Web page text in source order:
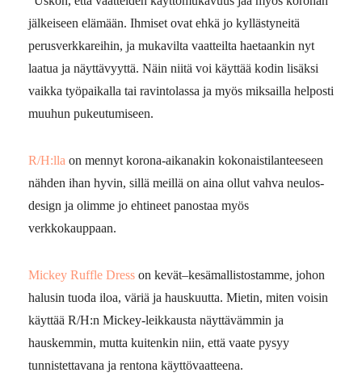
jälkeiseen elämään. Ihmiset ovat ehkä jo kyllästyneitä
perusverkkareihin, ja mukavilta vaatteilta haetaankin nyt
laatua ja näyttävyyttä. Näin niitä voi käyttää kodin lisäksi
vaikka työpaikalla tai ravintolassa ja myös miksailla helposti
muuhun pukeutumiseen.
R/H:lla on mennyt korona-aikanakin kokonaistilanteeseen
nähden ihan hyvin, sillä meillä on aina ollut vahva neulos-
design ja olimme jo ehtineet panostaa myös
verkkokauppaan.
Mickey Ruffle Dress on kevät–kesämallistostamme, johon
halusin tuoda iloa, väriä ja hauskuutta. Mietin, miten voisin
käyttää R/H:n Mickey-leikkausta näyttävämmin ja
hauskemmin, mutta kuitenkin niin, että vaate pysyy
tunnistettavana ja rentona käyttövaatteena.